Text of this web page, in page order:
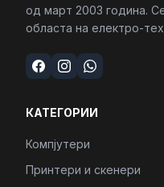
од март 2003 година.
областа на електро-
КАТЕГОРИИ
Компјутери
Принтери и скенери